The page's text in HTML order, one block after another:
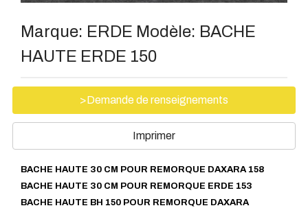
Marque: ERDE Modèle: BACHE
HAUTE ERDE 150
>Demande de renseignements
Imprimer
BACHE HAUTE 30 CM POUR REMORQUE DAXARA 158
BACHE HAUTE 30 CM POUR REMORQUE ERDE 153
BACHE HAUTE BH 150 POUR REMORQUE DAXARA